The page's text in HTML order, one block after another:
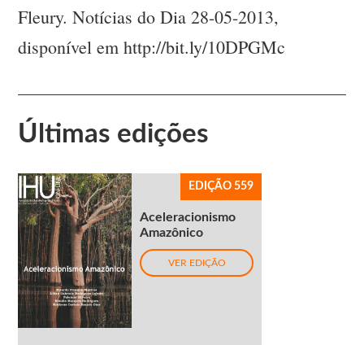
Fleury. Notícias do Dia 28-05-2013,
disponível em http://bit.ly/10DPGMc
Últimas edições
EDIÇÃO 559
Aceleracionismo
Amazônico
VER EDIÇÃO